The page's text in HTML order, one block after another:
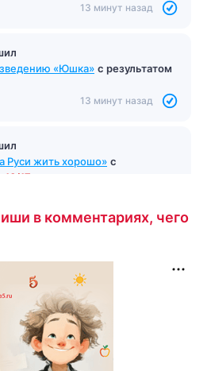
13 минут назад
«Юшка» с результатом
13 минут назад
Руси жить хорошо» с
13/17
в комментариях, чего